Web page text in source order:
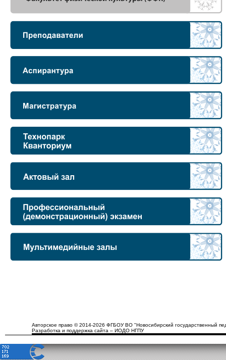
Авторское право © 2014-2026 ФГБОУ ВО "Новосибирский государственный
Разработка и поддержка сайта – ИОДО НГПУ